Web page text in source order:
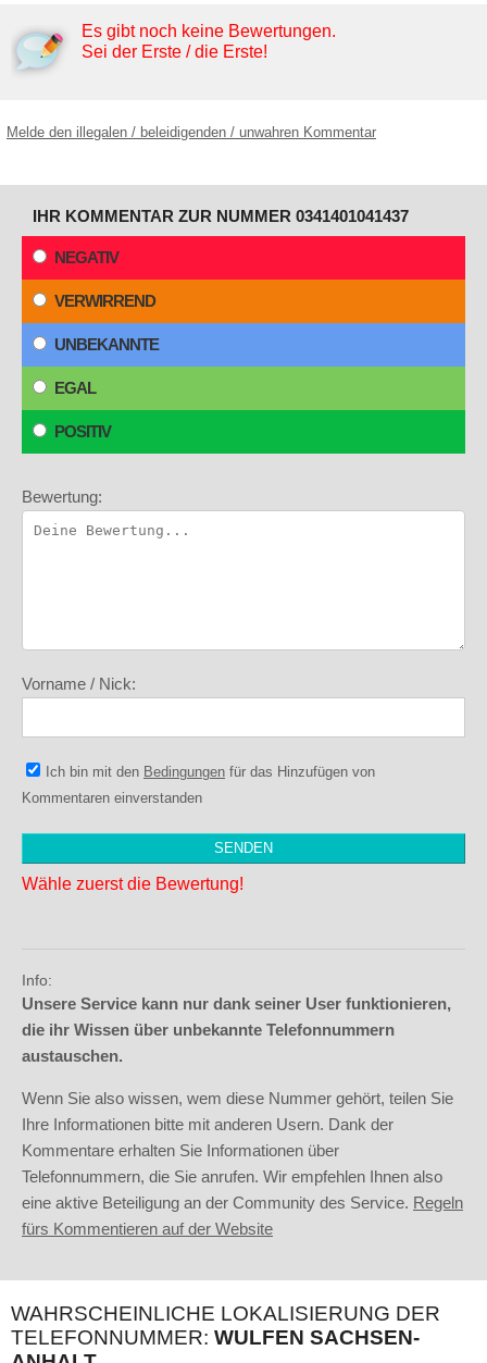
Es gibt noch keine Bewertungen.
Sei der Erste / die Erste!
Melde den illegalen / beleidigenden / unwahren Kommentar
IHR KOMMENTAR ZUR NUMMER 0341401041437
NEGATIV
VERWIRREND
UNBEKANNTE
EGAL
POSITIV
Bewertung:
Vorname / Nick:
Ich bin mit den Bedingungen für das Hinzufügen von
Kommentaren einverstanden
Wähle zuerst die Bewertung!
Info:
Unsere Service kann nur dank seiner User funktionieren,
die ihr Wissen über unbekannte Telefonnummern
austauschen.
Wenn Sie also wissen, wem diese Nummer gehört, teilen Sie
Ihre Informationen bitte mit anderen Usern. Dank der
Kommentare erhalten Sie Informationen über
Telefonnummern, die Sie anrufen. Wir empfehlen Ihnen also
eine aktive Beteiligung an der Community des Service. Regeln
fürs Kommentieren auf der Website
WAHRSCHEINLICHE LOKALISIERUNG DER
TELEFONNUMMER: WULFEN SACHSEN-